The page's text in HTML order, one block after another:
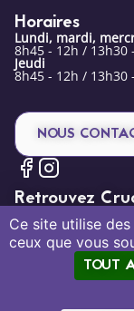
Ce site utilise
ceux que vous
TOUT
Horaires
Lundi, mardi,
8h45 - 12h / 13h30
Jeudi
8h45 - 12h / 13h30
NOUS
Retrouvez